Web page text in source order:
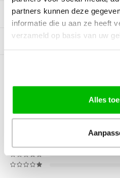
partners kunnen deze
informatie die u aan ze heeft
verzameld op basis van uw
Alles
Productomschrijving
Gerelateerde producten
BEOORDELINGEN